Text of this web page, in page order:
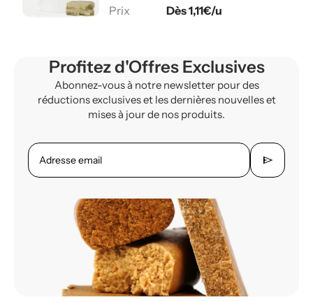
Dès 1,11€/u
Profitez d'Offres Exclusives
Abonnez-vous à notre newsletter pour des
réductions exclusives et les dernières nouvelles et
mises à jour de nos produits.
Adresse email send